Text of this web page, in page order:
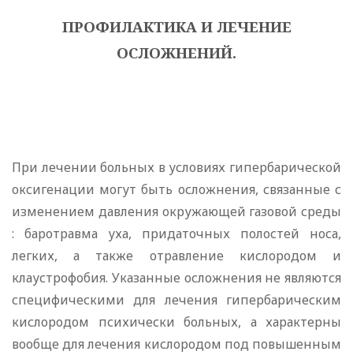
ПРОФИЛАКТИКА И ЛЕЧЕНИЕ
ОСЛОЖНЕНИЙ.
При лечении больных в условиях гипербарической
оксигенации могут быть осложнения, связанные с
изменением давления окружающей газовой среды
: баротравма уха, придаточных полостей носа,
легких, а также отравление кислородом и
клаустрофобия. Указанные осложнения не являются
специфическими для лечения гипербарическим
кислородом психически больных, а характерны
вообще для лечения кислородом под повышенным